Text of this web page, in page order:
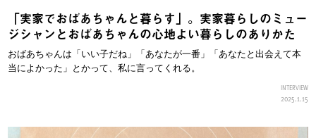
「実家でおばあちゃんと暮らす」。実家暮らしのミュー
ジシャンとおばあちゃんの心地よい暮らしのありかた
おばあちゃんは「いい子だね」「あなたが一番」「あなたと出会えて本
当によかった」とかって、私に言ってくれる。
INTERVIEW
2025.1.15